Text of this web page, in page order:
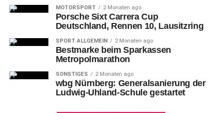
MOTORSPORT 2 Monaten ago
Porsche Sixt Carrera Cup
Deutschland, Rennen 10, Lausitzring
SPORT ALLGEMEIN 2 Monaten ago
Bestmarke beim Sparkassen
Metropolmarathon
SONSTIGES 2 Monaten ago
wbg Nürnberg: Generalsanierung der
Ludwig-Uhland-Schule gestartet